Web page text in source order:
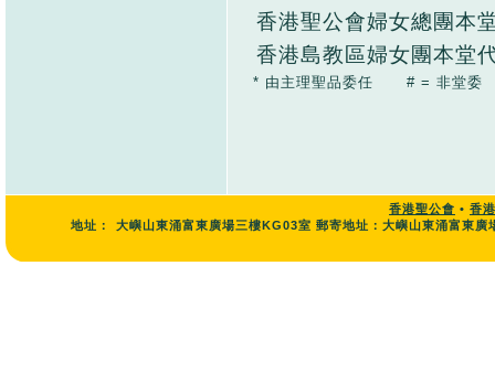
香港聖公會婦女總團本
香港島教區婦女團本堂
* 由主理聖品委任 # = 非堂委
香港聖公會 • 香
地址：
大嶼山東涌富東廣場三樓KG03室 郵寄地址：大嶼山東涌富東